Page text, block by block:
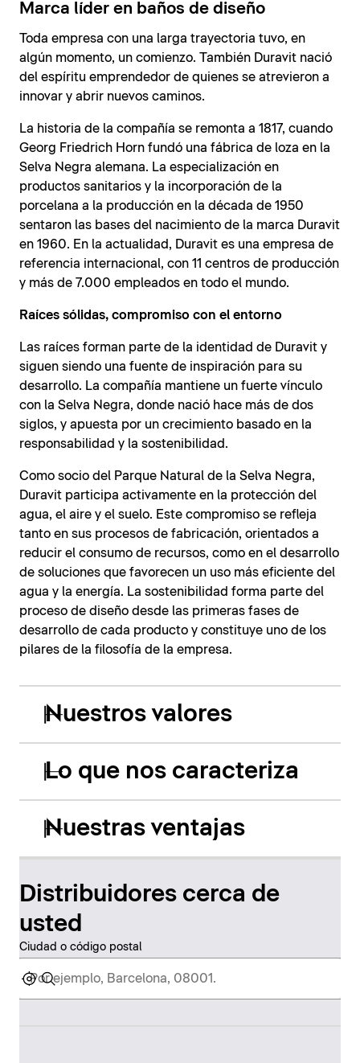
Marca líder en baños de diseño
Toda empresa con una larga trayectoria tuvo, en
algún momento, un comienzo. También Duravit nació
del espíritu emprendedor de quienes se atrevieron a
innovar y abrir nuevos caminos.
La historia de la compañía se remonta a 1817, cuando
Georg Friedrich Horn fundó una fábrica de loza en la
Selva Negra alemana. La especialización en
productos sanitarios y la incorporación de la
porcelana a la producción en la década de 1950
sentaron las bases del nacimiento de la marca Duravit
en 1960. En la actualidad, Duravit es una empresa de
referencia internacional, con 11 centros de producción
y más de 7.000 empleados en todo el mundo.
Raíces sólidas, compromiso con el entorno
Las raíces forman parte de la identidad de Duravit y
siguen siendo una fuente de inspiración para su
desarrollo. La compañía mantiene un fuerte vínculo
con la Selva Negra, donde nació hace más de dos
siglos, y apuesta por un crecimiento basado en la
responsabilidad y la sostenibilidad.
Como socio del Parque Natural de la Selva Negra,
Duravit participa activamente en la protección del
agua, el aire y el suelo. Este compromiso se refleja
tanto en sus procesos de fabricación, orientados a
reducir el consumo de recursos, como en el desarrollo
de soluciones que favorecen un uso más eficiente del
agua y la energía. La sostenibilidad forma parte del
proceso de diseño desde las primeras fases de
desarrollo de cada producto y constituye uno de los
pilares de la filosofía de la empresa.
Nuestros valores
Lo que nos caracteriza
Nuestras ventajas
Distribuidores cerca de
usted
Ciudad o código postal